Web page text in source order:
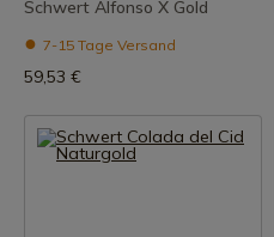
Schwert Alfonso X Gold
7-15 Tage Versand
59,53 €